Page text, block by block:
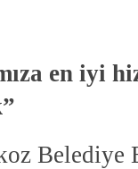
en iyi
Belediye